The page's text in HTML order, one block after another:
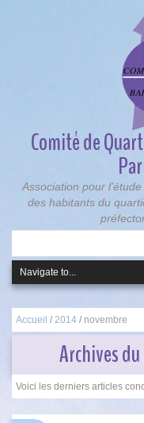
Comité de
Association pour
des habitants du
Accueil / 2014 / novembre
Archives